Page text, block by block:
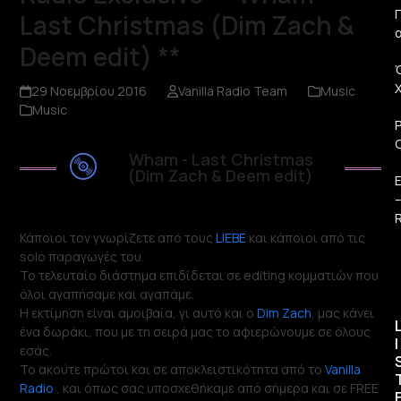
Last Christmas (Dim Zach &
Deem edit) **
29 Νοεμβρίου 2016 Vanilla Radio Team
Music
Music
Wham - Last Christmas
(Dim Zach & Deem edit)
Κάποιοι τον γνωρίζετε από τουςLIEBE και κάποιοι από τις
solo παραγωγές του.
Το τελευταίο διάστημα επιδίδεται σε editing κομματιών που
όλοι αγαπήσαμε και αγαπάμε.
Η εκτίμηση είναι αμοιβαία, γι αυτό και οDim Zach, μας κάνει
ένα δωράκι, που με τη σειρά μας το αφιερώνουμε σε όλους
εσάς.
Το ακούτε πρώτοι και σε αποκλειστικότητα από τοVanilla
Radio , και όπως σας υποσχεθήκαμε από σήμερα και σε FREE
–
I